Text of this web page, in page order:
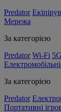
Predator
Мережа
За категорією
Predator Wi-Fi 5G
За категорією
Predator
Портативні